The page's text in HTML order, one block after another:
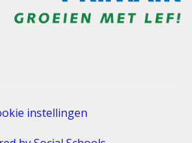
instellingen